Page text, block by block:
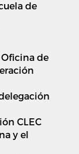
de
de
CLEC
y el